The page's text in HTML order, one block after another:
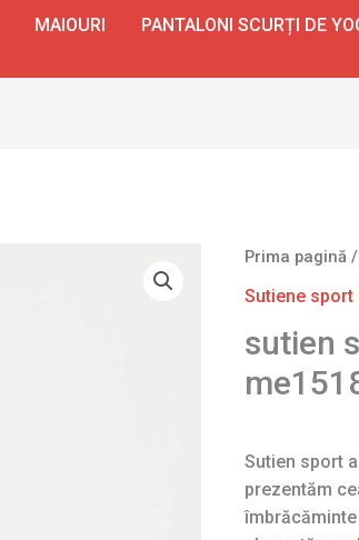
MAIOURI PANTALONI SCURȚI DE
Prima pagină
Sutiene sport
sutien
Sutien sport
prezentăm